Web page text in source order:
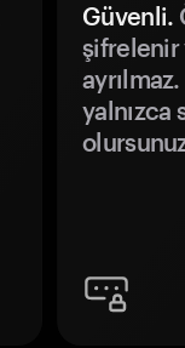
Güvenli.
şifrelenir
yalnızca